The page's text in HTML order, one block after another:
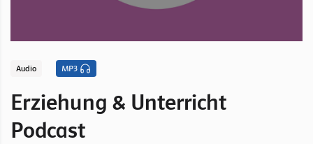
Audio MP3
Erziehung & Unterricht
Podcast